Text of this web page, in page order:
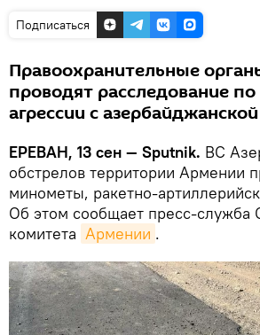
Подписаться
Правоохранительные
проводят расследование
агрессии с
ЕРЕВАН, 13 сен — Sputnik. ВС
обстрелов территории Армении
минометы, ракетно-
Об этом сообщает пресс-служба
комитета Армении .